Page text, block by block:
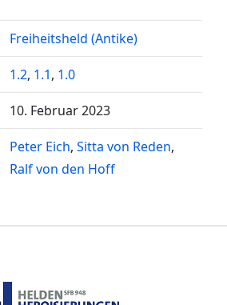
Freiheitsheld (Antike)
1.2, 1.1, 1.0
10. Februar 2023
Peter Eich Sitta von Reden
Ralf von den Hoff